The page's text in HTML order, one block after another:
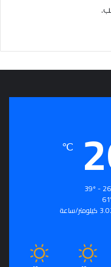
℃
ساعة